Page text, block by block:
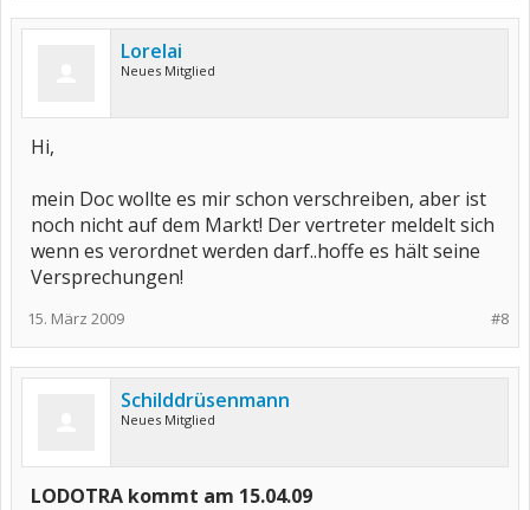
Lorelai
Neues Mitglied
Hi,
mein Doc wollte es mir schon verschreiben, aber ist
noch nicht auf dem Markt! Der vertreter meldelt sich
wenn es verordnet werden darf..hoffe es hält seine
Versprechungen!
#8
15. März 2009
Schilddrüsenmann
Neues Mitglied
LODOTRA kommt am 15.04.09